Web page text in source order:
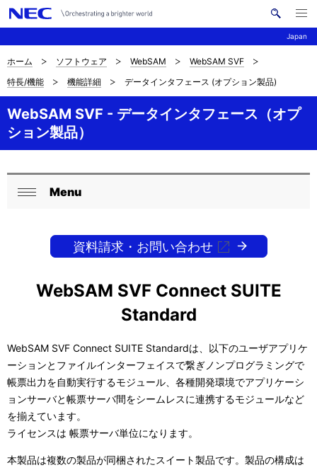
Japan
イ
メ
ニ
ュ
ナ
ビ
ゲ
ー
ョ
サ
イ
ト
内
の
現
示
し
て
い
ま
ホーム ソフトウェア WebSAM
WebSAM SVF
特長/機能
機能詳細 データインタフェース (オプション製品)
WebSAM SVF - データインタフェース（オプ
ション製品）
ロ
ゲ
ー
シ
ョ
ン
Menu
資料請求・お問い合わせ
WebSAM SVF Connect SUITE
Standard
WebSAM SVF Connect SUITE Standardは、以下のユーザアプリケ
ーションとファイルインターフェイスで繋ぎノンプログラミングで
帳票出力を自動実行するモジュール、各種開発環境でアプリケーシ
ョンサーバと帳票サーバ間をシームレスに連携するモジュールなど
を揃えています。
ライセンスは 帳票サーバ単位になります。
本製品は複数の製品が同梱されたスイート製品です。製品の構成は